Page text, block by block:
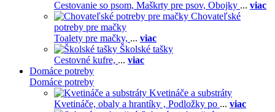
Cestovanie so psom, Maškrty pre psov, Obojky ... viac
Chovateľské
potreby pre mačky
Toalety pre mačky, ... viac
Školské tašky
Cestovné kufre, ... viac
Domáce potreby
Domáce potreby
Kvetináče a substráty
Kvetináče, obaly a hrantíky , Podložky po ... viac